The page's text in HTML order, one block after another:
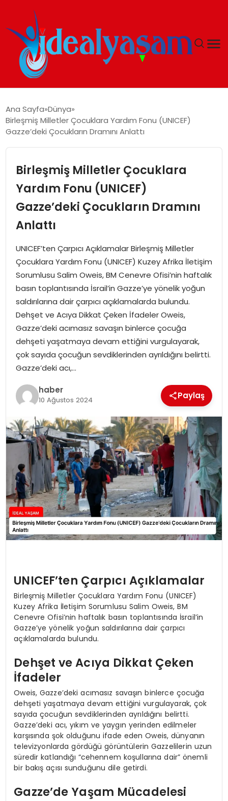
GÜNDEM
İDEAL YAŞAM
İDEAL SPOR
MAGAZIN
SAĞLIK
SOSYAL HABER
Ana Sayfa Dünya
Birleşmiş Milletler Çocuklara Yardım Fonu (UNICEF)
Gazze’deki Çocukların Dramını Anlattı
Birleşmiş Milletler Çocuklara
Yardım Fonu (UNICEF)
Gazze’deki Çocukların Dramını
Anlattı
UNICEF’ten Çarpıcı Açıklamalar Birleşmiş Milletler
Çocuklara Yardım Fonu (UNICEF) Kuzey Afrika İletişim
Sorumlusu Salim Oweis, BM Cenevre Ofisi’nin haftalık
basın toplantısında İsrail’in Gazze’ye yönelik yoğun
saldırılarına dair çarpıcı açıklamalarda bulundu.
Dehşet ve Acıya Dikkat Çeken İfadeler Oweis,
Gazze’deki acımasız savaşın binlerce çocuğa
dehşeti yaşatmaya devam ettiğini vurgulayarak,
çok sayıda çocuğun sevdiklerinden ayrıldığını belirtti.
Gazze’deki acı,…
haber
10 Ağustos 2024 Paylaş
UNICEF’ten Çarpıcı Açıklamalar
Birleşmiş Milletler Çocuklara Yardım Fonu (UNICEF)
Kuzey Afrika İletişim Sorumlusu Salim Oweis, BM
Cenevre Ofisi’nin haftalık basın toplantısında İsrail’in
Gazze’ye yönelik yoğun saldırılarına dair çarpıcı
açıklamalarda bulundu.
Dehşet ve Acıya Dikkat Çeken
İfadeler
Oweis, Gazze’deki acımasız savaşın binlerce çocuğa
dehşeti yaşatmaya devam ettiğini vurgulayarak, çok
sayıda çocuğun sevdiklerinden ayrıldığını belirtti.
Gazze’deki acı, yıkım ve yaygın yerinden edilmeler
karşısında şok olduğunu ifade eden Oweis, dünyanın
televizyonlarda gördüğü görüntülerin Gazzelilerin uzun
süredir katlandığı “cehennem koşullarına dair” önemli
bir bakış açısı sunduğunu dile getirdi.
Gazze’de Yaşam Mücadelesi